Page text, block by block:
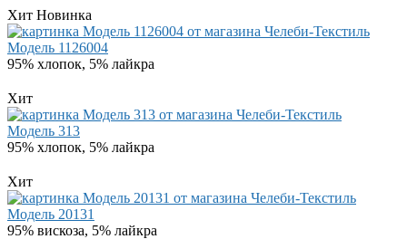
Хит Новинка
Модель 1126004
95% хлопок, 5% лайкра
Хит
Модель 313
95% хлопок, 5% лайкра
Хит
Модель 20131
95% вискоза, 5% лайкра